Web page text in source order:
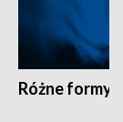
Różne formy